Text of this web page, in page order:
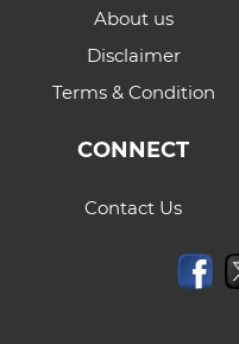
About us
Disclaimer
Terms & Condition
CONNECT
Contact Us